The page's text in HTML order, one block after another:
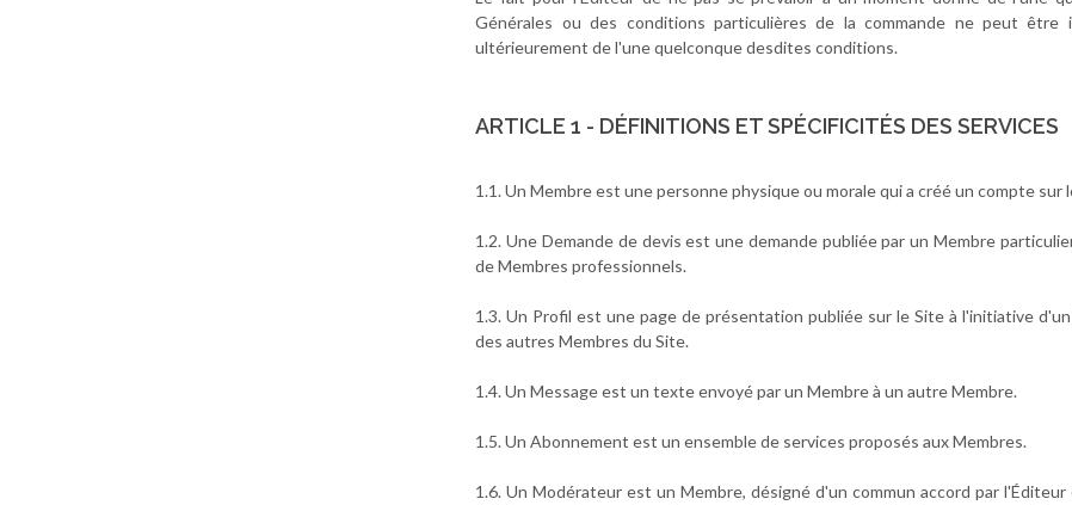
Générales ou des conditions particulières de la commande ne peut
ultérieurement de l'une quelconque desdites conditions.
ARTICLE 1 - DÉFINITIONS ET SPÉCIFICITÉS DES SERVICES
1.1. Un Membre est une personne physique ou morale qui a créé un compte
1.2. Une Demande de devis est une demande publiée par un Membre
de Membres professionnels.
1.3. Un Profil est une page de présentation publiée sur le Site à l'initiative
des autres Membres du Site.
1.4. Un Message est un texte envoyé par un Membre à un autre Membre.
1.5. Un Abonnement est un ensemble de services proposés aux Membres.
1.6. Un Modérateur est un Membre, désigné d'un commun accord par